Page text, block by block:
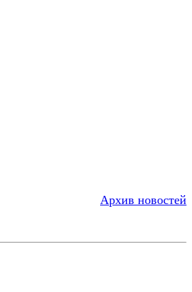
Архив новостей